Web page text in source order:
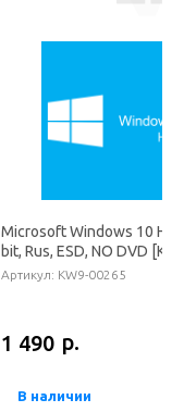
Microsoft Windows 10
bit, Rus, ESD, NO DVD
00265]
Артикул: KW9-00265
1 490 р.
В наличии